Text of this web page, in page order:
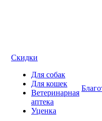
Скидки
Для собак
Для кошек
Ветеринарная
аптека
Уценка